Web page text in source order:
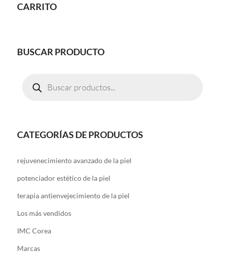
CARRITO
BUSCAR PRODUCTO
productos
CATEGORÍAS DE PRODUCTOS
rejuvenecimiento avanzado de la piel
potenciador estético de la piel
terapia antienvejecimiento de la piel
Los más vendidos
IMC Corea
Marcas